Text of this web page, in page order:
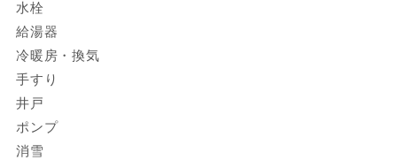
水栓
給湯器
冷暖房・換気
手すり
井戸
ポンプ
消雪